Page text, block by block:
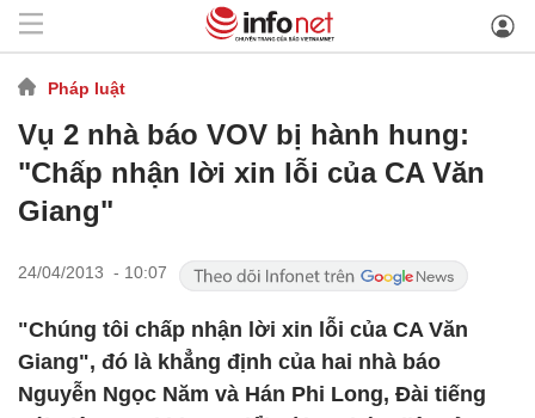
Pháp luật
Vụ 2 nhà báo VOV bị hành hung:
"Chấp nhận lời xin lỗi của CA Văn
Giang"
24/04/2013 - 10:07
"Chúng tôi chấp nhận lời xin lỗi của CA Văn
Giang", đó là khẳng định của hai nhà báo
Nguyễn Ngọc Năm và Hán Phi Long, Đài tiếng